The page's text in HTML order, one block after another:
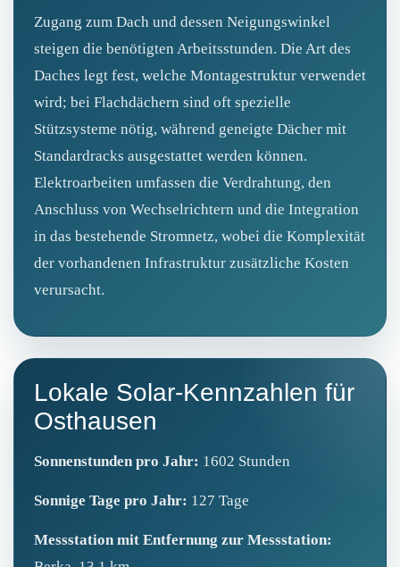
Zugang zum Dach und dessen Neigungswinkel
steigen die benötigten Arbeitsstunden. Die Art des
Daches legt fest, welche Montagestruktur verwendet
wird; bei Flachdächern sind oft spezielle
Stützsysteme nötig, während geneigte Dächer mit
Standardracks ausgestattet werden können.
Elektroarbeiten umfassen die Verdrahtung, den
Anschluss von Wechselrichtern und die Integration
in das bestehende Stromnetz, wobei die Komplexität
der vorhandenen Infrastruktur zusätzliche Kosten
verursacht.
Lokale Solar-Kennzahlen für
Osthausen
Sonnenstunden pro Jahr: 1602 Stunden
Sonnige Tage pro Jahr: 127 Tage
Messstation mit Entfernung zur Messstation: